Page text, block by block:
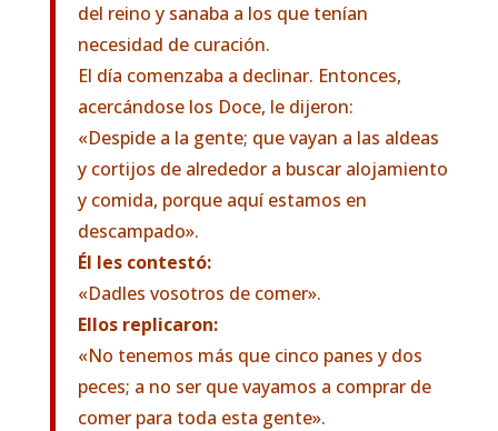
del reino y sanaba a los que tenían
necesidad de curación.
El día comenzaba a declinar. Entonces,
acercándose los Doce, le dijeron:
«Despide a la gente; que vayan a las aldeas
y cortijos de alrededor a buscar alojamiento
y comida, porque aquí estamos en
descampado».
Él les contestó:
«Dadles vosotros de comer».
Ellos replicaron:
«No tenemos más que cinco panes y dos
peces; a no ser que vayamos a comprar de
comer para toda esta gente».